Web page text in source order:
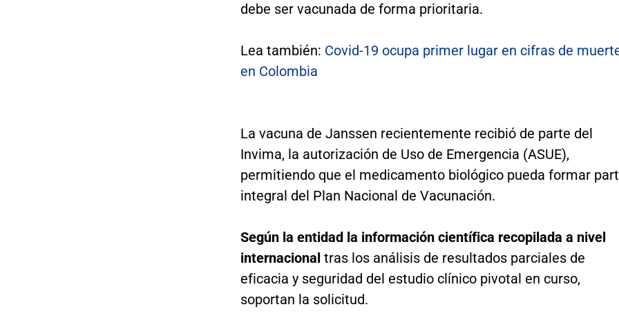
debe ser vacunada de forma prioritaria.
Lea también: Covid-19 ocupa primer lugar en cifras de
en Colombia
La vacuna de Janssen recientemente recibió de parte del
Invima, la autorización de Uso de Emergencia (ASUE),
permitiendo que el medicamento biológico pueda formar
integral del Plan Nacional de Vacunación.
Según la entidad la información científica recopilada a nivel
internacional tras los análisis de resultados parciales de
eficacia y seguridad del estudio clínico pivotal en curso,
soportan la solicitud.